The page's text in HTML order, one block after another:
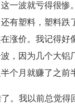
一波就亏得很惨
有塑料，塑料跌
涨价。我记得好
，因为几个大铝
个月就赚了之前
。我以前总觉得